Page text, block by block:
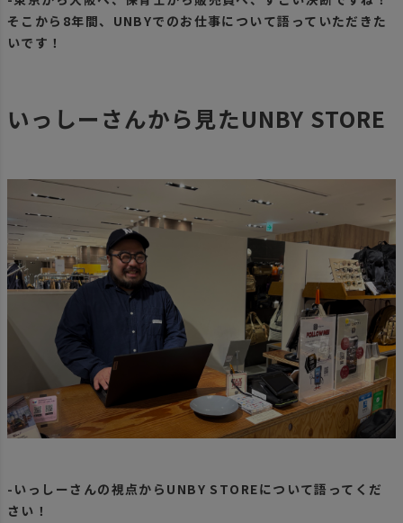
そこから8年間、UNBYでのお仕事について語っていただきた
いです！
いっしーさんから見たUNBY STORE
-いっしーさんの視点からUNBY STOREについて語ってくだ
さい！